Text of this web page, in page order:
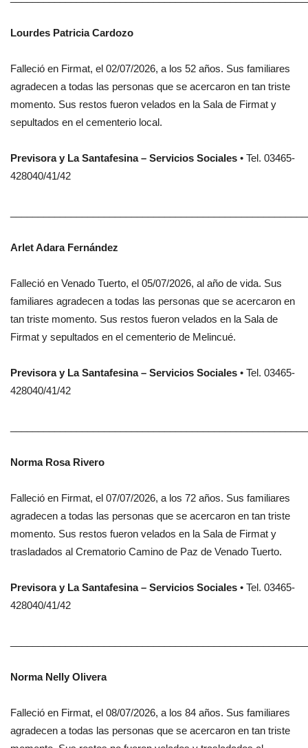
Lourdes Patricia Cardozo
Falleció en Firmat, el 02/07/2026, a los 52 años. Sus familiares
agradecen a todas las personas que se acercaron en tan triste
momento. Sus restos fueron velados en la Sala de Firmat y
sepultados en el cementerio local.
Previsora y La Santafesina – Servicios Sociales • Tel. 03465-
428040/41/42
Arlet Adara Fernández
Falleció en Venado Tuerto, el 05/07/2026, al año de vida. Sus
familiares agradecen a todas las personas que se acercaron en
tan triste momento. Sus restos fueron velados en la Sala de
Firmat y sepultados en el cementerio de Melincué.
Previsora y La Santafesina – Servicios Sociales • Tel. 03465-
428040/41/42
Norma Rosa Rivero
Falleció en Firmat, el 07/07/2026, a los 72 años. Sus familiares
agradecen a todas las personas que se acercaron en tan triste
momento. Sus restos fueron velados en la Sala de Firmat y
trasladados al Crematorio Camino de Paz de Venado Tuerto.
Previsora y La Santafesina – Servicios Sociales • Tel. 03465-
428040/41/42
Norma Nelly Olivera
Falleció en Firmat, el 08/07/2026, a los 84 años. Sus familiares
agradecen a todas las personas que se acercaron en tan triste